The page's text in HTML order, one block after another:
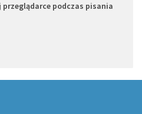
podczas pisania